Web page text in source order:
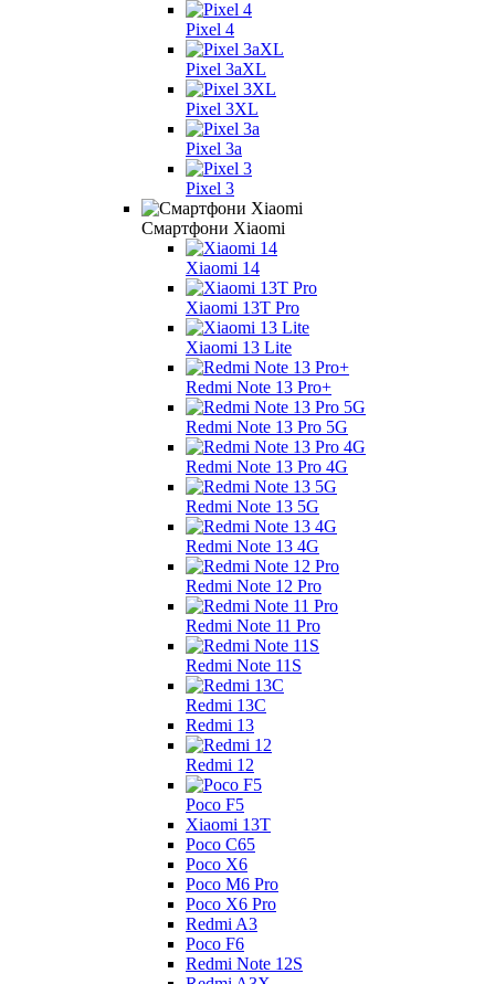
Pixel 4
Pixel 3aXL
Pixel 3XL
Pixel 3a
Pixel 3
Смартфони Xiaomi
Xiaomi 14
Xiaomi 13T Pro
Xiaomi 13 Lite
Redmi Note 13 Pro+
Redmi Note 13 Pro 5G
Redmi Note 13 Pro 4G
Redmi Note 13 5G
Redmi Note 13 4G
Redmi Note 12 Pro
Redmi Note 11 Pro
Redmi Note 11S
Redmi 13C
Redmi 13
Redmi 12
Poco F5
Xiaomi 13T
Poco C65
Poco X6
Poco M6 Pro
Poco X6 Pro
Redmi A3
Poco F6
Redmi Note 12S